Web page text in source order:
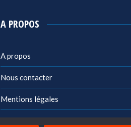
A PROPOS
A propos
Nous contacter
Mentions légales
Politique de confidentialité